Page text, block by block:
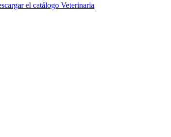
el catálogo Veterinaria